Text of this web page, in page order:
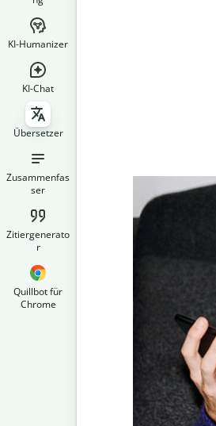
KI-Humanizer
KI-Chat
Übersetzer
Zusammenfas
ser
Zitiergenerato
r
Quillbot für
Chrome